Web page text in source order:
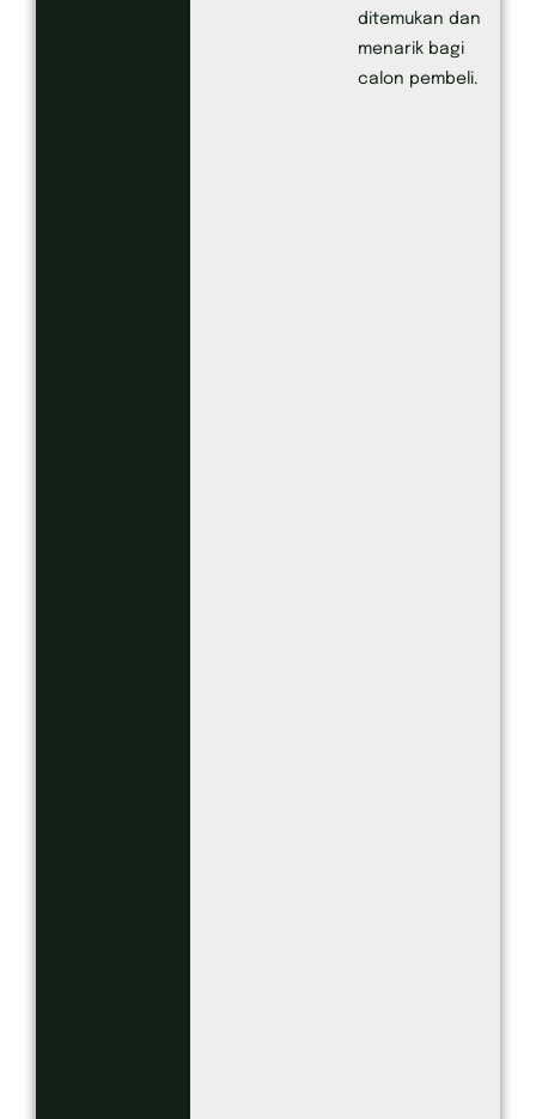
ditemukan dan
menarik bagi
calon pembeli.